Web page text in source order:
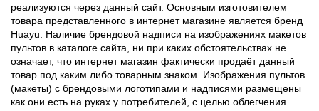
реализуются через данный сайт. Основным изготовителем
товара представленного в интернет магазине является бренд
Huayu. Наличие брендовой надписи на изображениях макетов
пультов в каталоге сайта, ни при каких обстоятельствах не
означает, что интернет магазин фактически продаёт данный
товар под каким либо товарным знаком. Изображения пультов
(макеты) с брендовыми логотипами и надписями размещены
как они есть на руках у потребителей, с целью облегчения